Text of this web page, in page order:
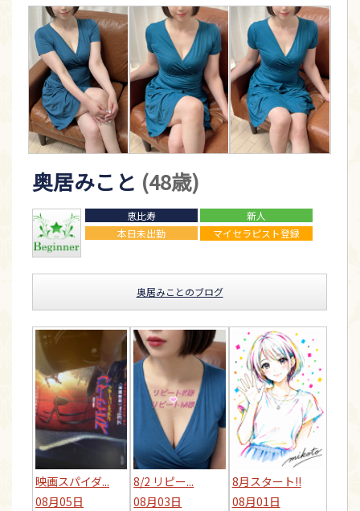
奥居みこと (48歳)
恵比寿
新人
本日未出勤
マイセラピスト登録
奥居みことのブログ
映画スパイダ...
08月05日
8/2 リピー...
08月03日
8月スタート!!
08月01日